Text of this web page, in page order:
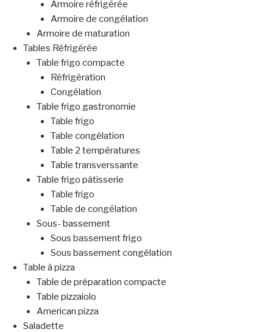
Armoire réfrigérée
Armoire de congélation
Armoire de maturation
Tables Réfrigérée
Table frigo compacte
Réfrigération
Congélation
Table frigo gastronomie
Table frigo
Table congélation
Table 2 températures
Table transverssante
Table frigo pâtisserie
Table frigo
Table de congélation
Sous- bassement
Sous bassement frigo
Sous bassement congélation
Table à pizza
Table de préparation compacte
Table pizzaiolo
American pizza
Saladette